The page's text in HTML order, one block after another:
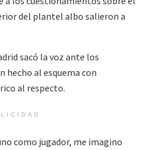
del plantel albo salieron a
sacó la voz ante los
hecho al esquema con
al respecto.
como jugador, me imagino